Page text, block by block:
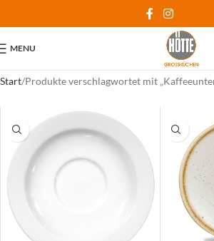
MENU
Start Produkte verschlagwortet mit